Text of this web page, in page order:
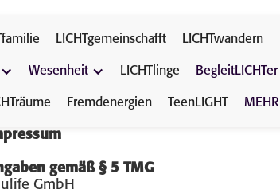
LICHTgemeinschafft LICHTwandern
Wesenheit LICHTlinge BegleitLICHTer
Fremdenergien TeenLIGHT MEHR
gemäß § 5 TMG
GmbH